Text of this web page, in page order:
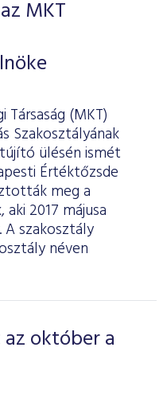
MKT
Társaság (MKT)
Szakosztályának
ülésén ismét
Értéktőzsde
meg a
2017 májusa
szakosztály
néven
október a